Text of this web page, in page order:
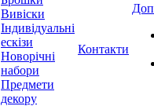
Вивіски
Індивідуальні
ескізи
Новорічні
набори
Предмети
декору
Контакти